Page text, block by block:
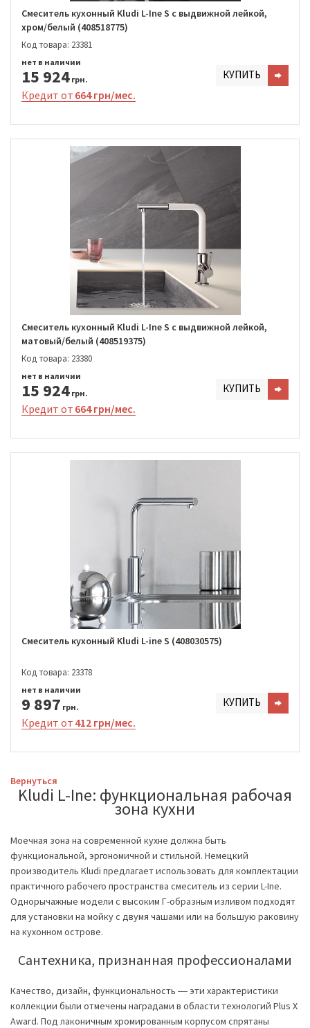
Kludi L-Ine: функциональная рабочая
зона кухни
Моечная зона на современной кухне должна быть
функциональной, эргономичной и стильной. Немецкий
производитель Kludi предлагает использовать для комплектации
практичного рабочего пространства смеситель из серии L-Ine.
Однорычажные модели с высоким Г-образным изливом подходят
для установки на мойку с двумя чашами или на большую раковину
на кухонном острове.
Сантехника, признанная профессионалами
Качество, дизайн, функциональность ― эти характеристики
коллекции были отмечены наградами в области технологий Plus X
Award. Под лаконичным хромированным корпусом спрятаны
Смеситель кухонный Kludi L-Ine S с выдвижной лейкой,
хром/белый (408518775)
Код товара: 23381
15 924 грн.
нет в наличии
КУПИТЬ
Кредит от 664 грн/мес.
Смеситель кухонный Kludi L-Ine S с выдвижной лейкой,
матовый/белый (408519375)
Код товара: 23380
15 924 грн.
нет в наличии
КУПИТЬ
Кредит от 664 грн/мес.
Смеситель кухонный Kludi L-ine S (408030575)
Код товара: 23378
9 897 грн.
нет в наличии
КУПИТЬ
Кредит от 412 грн/мес.
Вернуться